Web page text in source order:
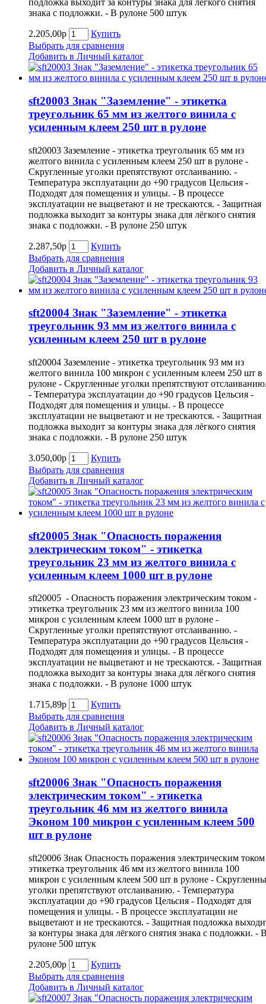
подложка выходит за контуры знака для лёгкого снятия
знака с подложки. - В рулоне 500 штук
2.205,00р
Купить
Выбрать для сравнения
Добавить в Личный каталог
sft20003 Знак "Заземление" - этикетка
треугольник 65 мм из желтого винила с
усиленным клеем 250 шт в рулоне
sft20003 Заземление - этикетка треугольник 65 мм из
желтого винила с усиленным клеем 250 шт в рулоне -
Скругленные уголки препятствуют отслаиванию. -
Температура эксплуатации до +90 градусов Цельсия -
Подходят для помещения и улицы. - В процессе
эксплуатации не выцветают и не трескаются. - Защитная
подложка выходит за контуры знака для лёгкого снятия
знака с подложки. - В рулоне 250 штук
2.287,50р
Купить
Выбрать для сравнения
Добавить в Личный каталог
sft20004 Знак "Заземление" - этикетка
треугольник 93 мм из желтого винила с
усиленным клеем 250 шт в рулоне
sft20004 Заземление - этикетка треугольник 93 мм из
желтого винила 100 микрон с усиленным клеем 250 шт в
рулоне - Скругленные уголки препятствуют
- Температура эксплуатации до +90 градусов Цельсия -
Подходят для помещения и улицы. - В процессе
эксплуатации не выцветают и не трескаются. - Защитная
подложка выходит за контуры знака для лёгкого снятия
знака с подложки. - В рулоне 250 штук
3.050,00р
Купить
Выбрать для сравнения
Добавить в Личный каталог
sft20005 Знак "Опасность поражения
электрическим током" - этикетка
треугольник 23 мм из желтого винила с
усиленным клеем 1000 шт в рулоне
sft20005 - Опасность поражения электрическим током -
этикетка треугольник 23 мм из желтого винила 100
микрон с усиленным клеем 1000 шт в рулоне -
Скругленные уголки препятствуют отслаиванию. -
Температура эксплуатации до +90 градусов Цельсия -
Подходят для помещения и улицы. - В процессе
эксплуатации не выцветают и не трескаются. - Защитная
подложка выходит за контуры знака для лёгкого снятия
знака с подложки. - В рулоне 1000 штук
1.715,89р
Купить
Выбрать для сравнения
Добавить в Личный каталог
sft20006 Знак "Опасность поражения
электрическим током" - этикетка
треугольник 46 мм из желтого винила
Эконом 100 микрон с усиленным клеем 500
шт в рулоне
sft20006 Знак Опасность поражения электрическим
этикетка треугольник 46 мм из желтого винила 100
микрон с усиленным клеем 500 шт в рулоне -
уголки препятствуют отслаиванию. - Температура
эксплуатации до +90 градусов Цельсия - Подходят для
помещения и улицы. - В процессе эксплуатации не
выцветают и не трескаются. - Защитная подложка
за контуры знака для лёгкого снятия знака с подложки. -
рулоне 500 штук
2.205,00р
Купить
Выбрать для сравнения
Добавить в Личный каталог